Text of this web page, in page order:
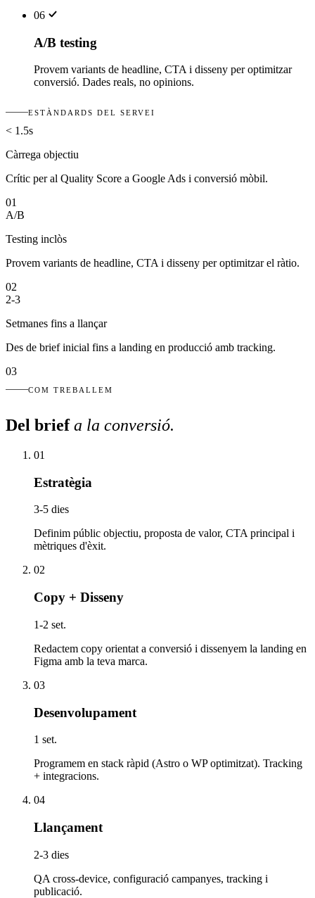
06
A/B testing
Provem variants de headline, CTA i disseny per optimitzar
conversió. Dades reals, no opinions.
ESTÀNDARDS DEL SERVEI
< 1.5s
Càrrega objectiu
Crític per al Quality Score a Google Ads i conversió mòbil.
01
A/B
Testing inclòs
Provem variants de headline, CTA i disseny per optimitzar el ràtio.
02
2-3
Setmanes fins a llançar
Des de brief inicial fins a landing en producció amb tracking.
03
COM TREBALLEM
Del briefa la conversió.
01
Estratègia
3-5 dies
Definim públic objectiu, proposta de valor, CTA principal i
mètriques d'èxit.
02
Copy + Disseny
1-2 set.
Redactem copy orientat a conversió i dissenyem la landing en
Figma amb la teva marca.
03
Desenvolupament
1 set.
Programem en stack ràpid (Astro o WP optimitzat). Tracking
+ integracions.
04
Llançament
2-3 dies
QA cross-device, configuració campanyes, tracking i
publicació.